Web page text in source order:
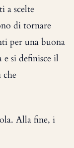
a scelte
di tornare
per una buona
si definisce il
che
Alla fine, i